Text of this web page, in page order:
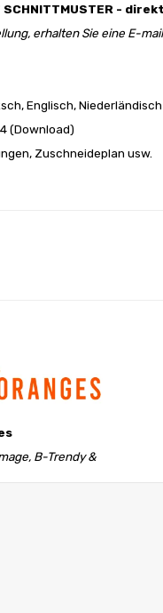
SCHNITTMUSTER -
erhalten Sie eine E-
Englisch,
(Download)
Zuschneideplan usw.
B-Trendy &